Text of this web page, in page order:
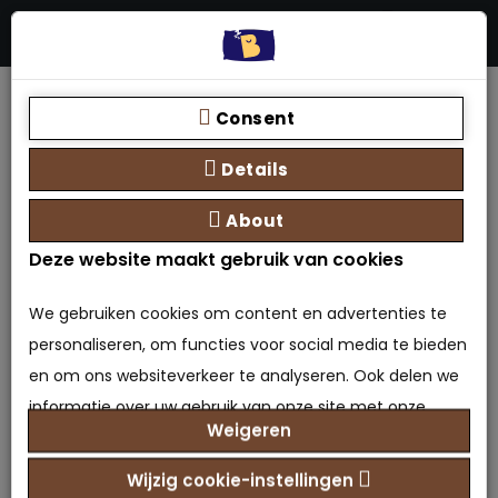
Zoeken
Matras Comfort 1000 ca 16 cm
Matras Comfort 1000 ca 16
cm
0 beoordeling(en)/ Geef beoordeling
Merk:Bedden Plein 40-45 B.V.
Model: MA-6013827199165
Consent
Details
About
Deze website maakt gebruik van cookies
We gebruiken cookies om content en advertenties te
personaliseren, om functies voor social media te bieden
en om ons websiteverkeer te analyseren. Ook delen we
informatie over uw gebruik van onze site met onze
partners voor social media, adverteren en analyse. Deze
partners kunnen deze gegevens combineren met
Weigeren
Wijzig cookie-instellingen